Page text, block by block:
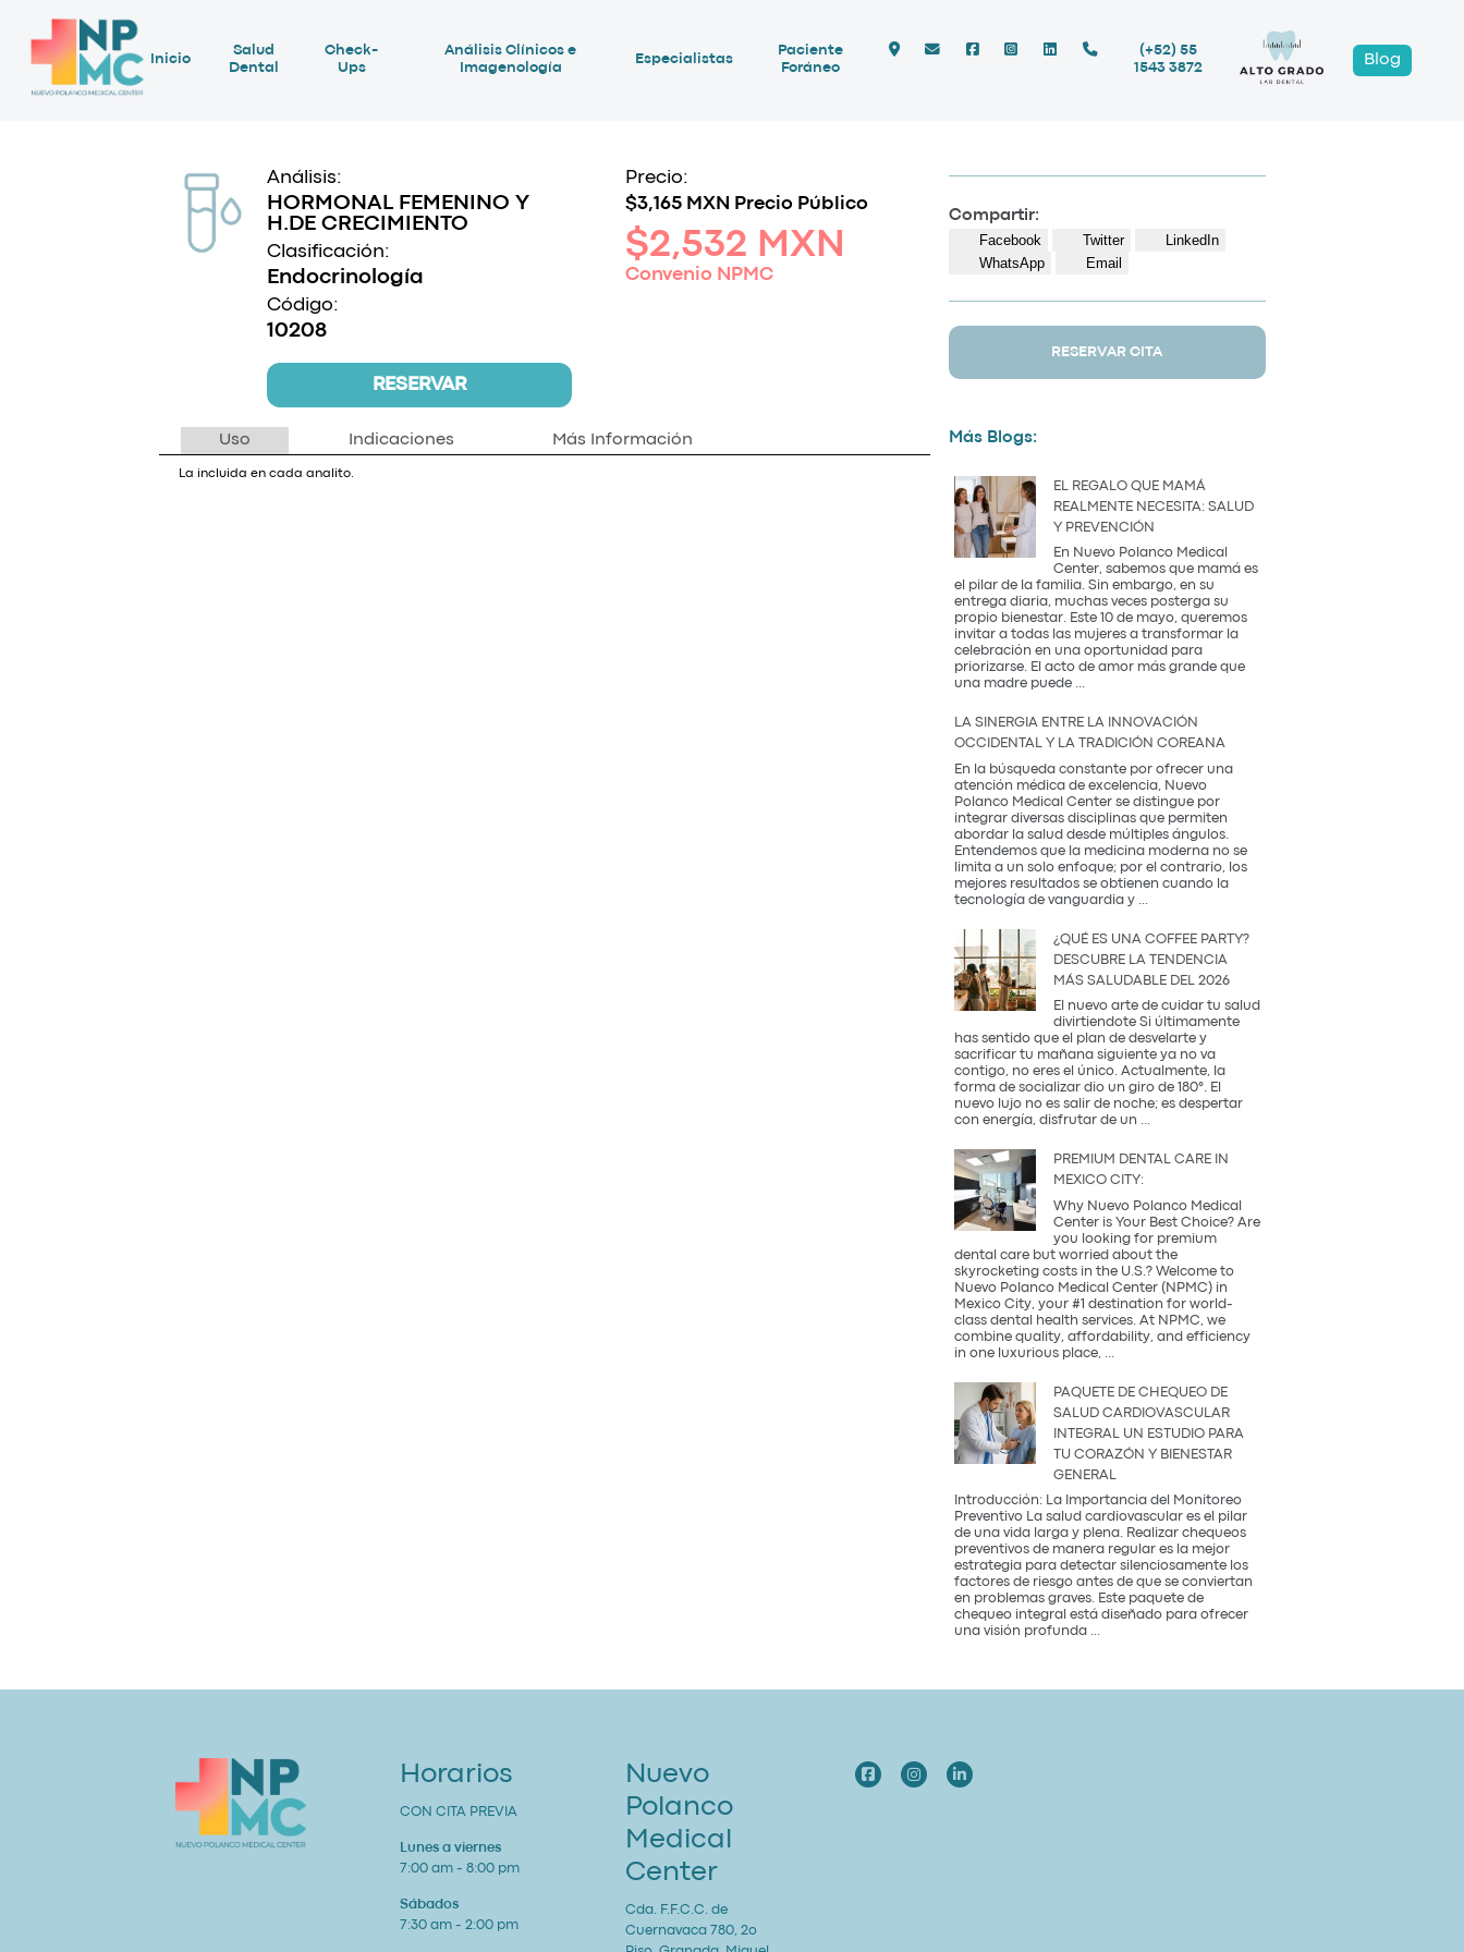
Inicio
Salud
Dental
Check-
Ups
Análisis Clínicos e
Imagenología
Especialistas
Paciente
Foráneo
(+52) 55
1543 3872
Blog
Análisis:
HORMONAL FEMENINO Y
H.DE CRECIMIENTO
Clasificación:
Endocrinología
Código:
10208
RESERVAR
Precio:
$3,165 MXN Precio Público
$2,532 MXN
Convenio NPMC
Uso Indicaciones Más Información
La incluida en cada analito.
Compartir:
Facebook Twitter
LinkedIn
WhatsApp
Email
RESERVAR CITA
Más Blogs:
EL REGALO QUE MAMÁ
REALMENTE NECESITA: SALUD
Y PREVENCIÓN
En Nuevo Polanco Medical
Center, sabemos que mamá es
el pilar de la familia. Sin embargo, en su
entrega diaria, muchas veces posterga su
propio bienestar. Este 10 de mayo, queremos
invitar a todas las mujeres a transformar la
celebración en una oportunidad para
priorizarse. El acto de amor más grande que
una madre puede ...
que
Realmente
Necesita:
Salud
y
Prevención
LA SINERGIA ENTRE LA INNOVACIÓN
OCCIDENTAL Y LA TRADICIÓN COREANA
En la búsqueda constante por ofrecer una
atención médica de excelencia, Nuevo
Polanco Medical Center se distingue por
integrar diversas disciplinas que permiten
abordar la salud desde múltiples ángulos.
Entendemos que la medicina moderna no se
limita a un solo enfoque; por el contrario, los
mejores resultados se obtienen cuando la
tecnología de vanguardia y
entre
Innovación
Occidental
la
Tradición
Coreana
¿QUÉ ES UNA COFFEE PARTY?
DESCUBRE LA TENDENCIA
MÁS SALUDABLE DEL 2026
El nuevo arte de cuidar tu salud
divirtiendote Si últimamente
has sentido que el plan de desvelarte y
sacrificar tu mañana siguiente ya no va
contigo, no eres el único. Actualmente, la
forma de socializar dio un giro de 180°. El
nuevo lujo no es salir de noche; es despertar
con energía, disfrutar de un ...
una
Descubre
la
tendencia
más
saludable
del
2026
PREMIUM DENTAL CARE IN
MEXICO CITY:
Why Nuevo Polanco Medical
Center is Your Best Choice? Are
you looking for premium
dental care but worried about the
skyrocketing costs in the U.S.? Welcome to
Nuevo Polanco Medical Center (NPMC) in
Mexico City, your #1 destination for world-
class dental health services. At NPMC, we
combine quality, affordability, and efficiency
in one luxurious place,
Care
Mexico
City:
PAQUETE DE CHEQUEO DE
SALUD CARDIOVASCULAR
INTEGRAL UN ESTUDIO PARA
TU CORAZÓN Y BIENESTAR
GENERAL
Introducción: La Importancia del Monitoreo
Preventivo La salud cardiovascular es el pilar
de una vida larga y plena. Realizar chequeos
preventivos de manera regular es la mejor
estrategia para detectar silenciosamente los
factores de riesgo antes de que se conviertan
en problemas graves. Este paquete de
chequeo integral está diseñado para ofrecer
una visión profunda ...
Horarios
CON CITA PREVIA
Lunes a viernes
7:00 am - 8:00 pm
Sábados
7:30 am - 2:00 pm
Nuevo
Polanco
Medical
Center
Cda. F.F.C.C. de
Cuernavaca 780, 2o